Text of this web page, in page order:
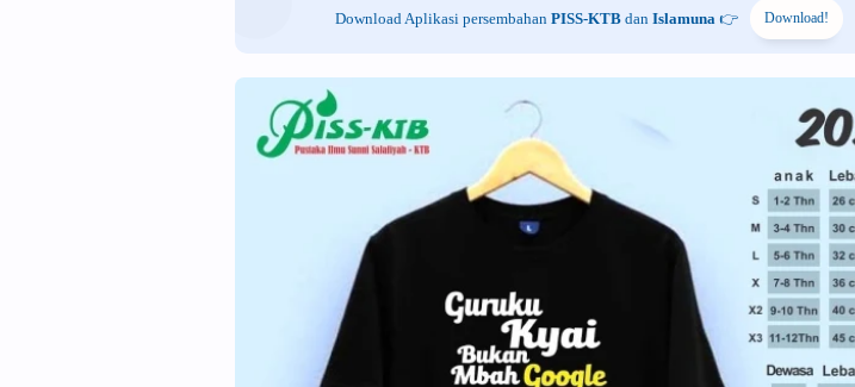
Download Aplikasi persembahan PISS-KTBdan Islamuna 👉 Download!